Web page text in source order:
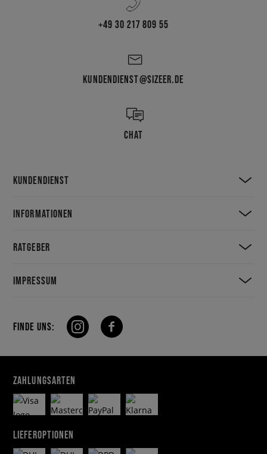
+49 30 217 809 55
KUNDENDIENST@SIZEER.DE
CHAT
KUNDENDIENST
INFORMATIONEN
RATGEBER
IMPRESSUM
FINDE UNS:
ZAHLUNGSARTEN
LIEFEROPTIONEN